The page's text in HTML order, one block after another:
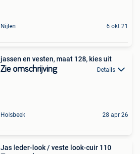
Nijlen 6 okt 21
jassen en vesten, maat 128, kies uit
Zie omschrijving Details
Holsbeek 28 apr 26
Jas leder-look / veste look-cuir 110